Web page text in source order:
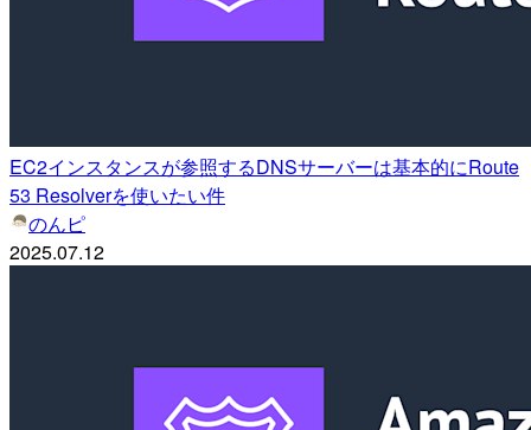
EC2インスタンスが参照するDNSサーバーは基本的にRoute
53 Resolverを使いたい件
のんピ
2025.07.12